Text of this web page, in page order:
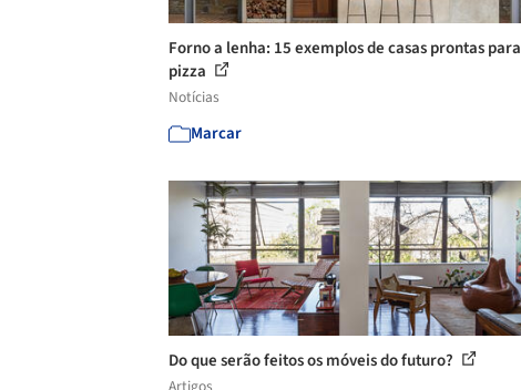
Forno a lenha: 15 exemplos de casas prontas para
pizza
Notícias
Marcar
Do que serão feitos os móveis do futuro?